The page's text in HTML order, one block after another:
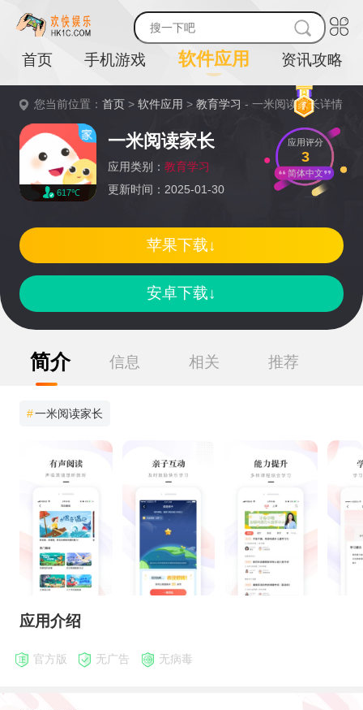
首页 手机游戏 软件应用 资讯攻略
您当前位置：首页 >软件应用 >教育学习 - 一米阅读家长详情
617℃
一米阅读家长
应用类别： 教育学习
更新时间：2025-01-30
应用评分
3
简体中文
安卓下载↓
苹果下载↓
简介 信息 相关 推荐
#一米阅读家长
应用介绍
官方版 无广告 无病毒